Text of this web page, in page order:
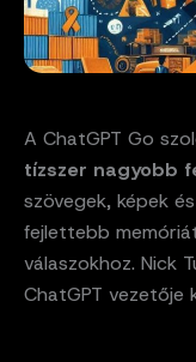
A ChatGPT Go
tízszer nagyobb
szövegek, képek
fejlettebb
válaszokhoz. Nick
ChatGPT vezetője